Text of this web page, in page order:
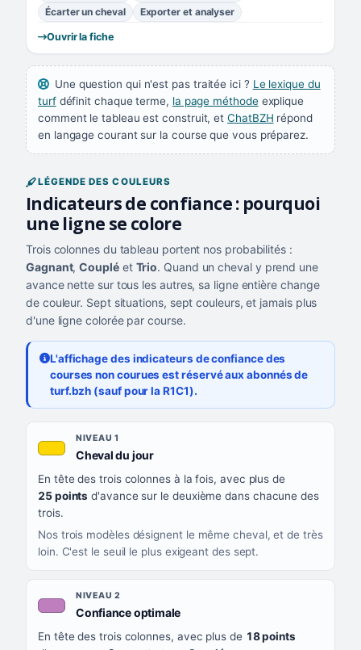
Écarter un cheval
Exporter et analyser
Ouvrir la fiche
Une question qui n'est pas traitée ici ? Le lexique du
turfdéfinit chaque terme, la page méthodeexplique
comment le tableau est construit, etChatBZH répond
en langage courant sur la course que vous préparez.
LÉGENDE DES COULEURS
Indicateurs de confiance : pourquoi
une ligne se colore
Trois colonnes du tableau portent nos probabilités :
Gagnant,Coupléet Trio. Quand un cheval y prend une
avance nette sur tous les autres, sa ligne entière change
de couleur. Sept situations, sept couleurs, et jamais plus
d'une ligne colorée par course.
L'affichage des indicateurs de confiance des
courses non courues est réservé aux abonnés de
turf.bzh (sauf pour la R1C1).
QUAND LA LIGNE PREND CETTE COULEUR
CE QUE CELA VOUS DIT
NIVEAU 1
Cheval du jour, couleur jaune or
En tête des trois colonnes à la fois, avec plus de
25 points d'avance sur le deuxième dans chacune des
trois.
Nos trois modèles désignent le même cheval, et de très
loin. C'est le seuil le plus exigeant des sept.
NIVEAU 2
Confiance optimale, couleur mauve
En tête des trois colonnes, avec plus de 18 points